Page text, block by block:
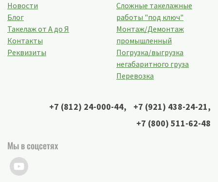
Новости
Блог
Такелаж от А до Я
Контакты
Реквизиты
Сложные такелажные
работы "под ключ"
Монтаж/Демонтаж
промышленный
Погрузка/выгрузка
негабаритного груза
Перевозка
+7 (812) 24-000-44, +7 (921) 438-24-21,
+7 (800) 511-62-48
Мы в соцсетях